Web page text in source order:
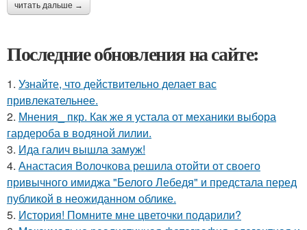
читать дальше →
Последние обновления на сайте:
1. Узнайте, что действительно делает вас
привлекательнее.
2. Мнения_ пкр. Как же я устала от механики выбора
гардероба в водяной лилии.
3. Ида галич вышла замуж!
4. Анастасия Волочкова решила отойти от своего
привычного имиджа "Белого Лебедя" и предстала перед
публикой в неожиданном облике.
5. История! Помните мне цветочки подарили?